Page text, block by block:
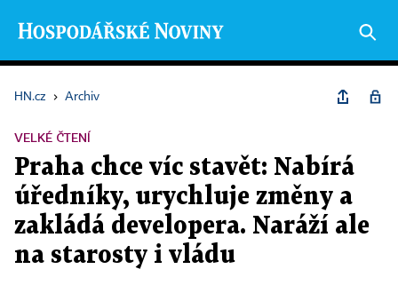
HN.cz › Archiv
VELKÉ ČTENÍ
Praha chce víc stavět: Nabírá
úředníky, urychluje změny a
zakládá developera. Naráží ale
na starosty i vládu